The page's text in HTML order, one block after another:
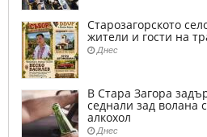
Старозагорското
жители и гости на
Днес
В Стара Загора
седнали зад волана
алкохол
Днес